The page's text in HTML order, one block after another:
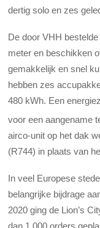
dertig solo en zes
De door VHH
meter en beschikken
gemakkelijk en snel
hebben zes
480 kWh. Een
voor een aangename
airco-unit op het dak
(R744) in plaats van
In veel Europese
belangrijke bijdrage
2020 ging de Lion’s